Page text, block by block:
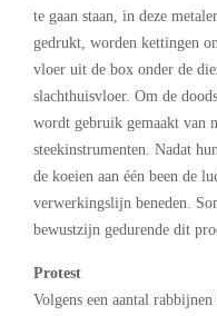
te gaan staan, in deze
gedrukt, worden kettingen
vloer uit de box onder de
slachthuisvloer. Om de
wordt gebruik gemaakt van
steekinstrumenten. Nadat
de koeien aan één been de
verwerkingslijn beneden.
bewustzijn gedurende dit
Protest
Volgens een aantal